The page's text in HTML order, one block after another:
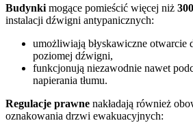
Budynki mogące pomieścić więcej niż
instalacji dźwigni antypanicznych:
umożliwiają błyskawiczne otwarcie
poziomej dźwigni,
funkcjonują niezawodnie nawet
napierania tłumu.
Regulacje prawne nakładają również
oznakowania drzwi ewakuacyjnych: